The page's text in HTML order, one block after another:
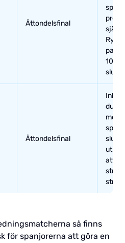
Åttondelsfinal
1000
Åttondelsfinal
mot
ut
att
så finns
för spanjorerna att göra en